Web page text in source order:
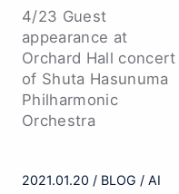
4/23 Guest
appearance at
Orchard Hall concert
of Shuta Hasunuma
Philharmonic
Orchestra
2021.01.20 BLOG AI